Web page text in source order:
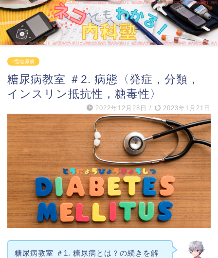
2型糖尿病
糖尿病教室 ＃2. 病態〈発症，分類，
インスリン抵抗性，糖毒性〉
2022年12月28日 / 2023年1月21日
糖尿病教室 ＃1. 糖尿病とは？の続きを解